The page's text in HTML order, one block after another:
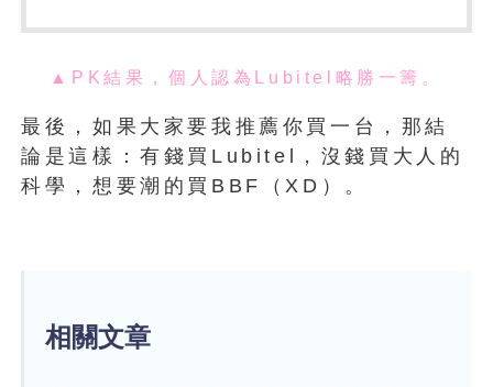
▲PK結果，個人認為Lubitel略勝一籌。
最後，如果大家要我推薦你買一台，那結
論是這樣：有錢買Lubitel，沒錢買大人的
科學，想要潮的買BBF（XD）。
相關文章